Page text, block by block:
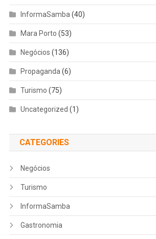
InformaSamba (40)
Mara Porto (53)
Negócios (136)
Propaganda (6)
Turismo (75)
Uncategorized (1)
CATEGORIES
Negócios
Turismo
InformaSamba
Gastronomia